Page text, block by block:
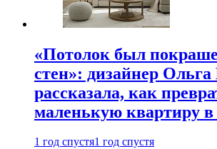
«Потолок был
стен»: дизайнер Ольга
рассказала, как
маленькую квартиру
1 год спустя1 год спустя